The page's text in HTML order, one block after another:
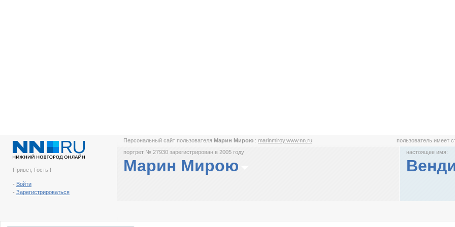
Привет, Гость !
- Войти
- Зарегистрироваться
Персональный сайт пользователя Марин Мирою : marinmiroy.www.nn.ru пользователь имеет
портрет № 27930 зарегистрирован в 2005 году
Марин Мирою
настоящее имя: